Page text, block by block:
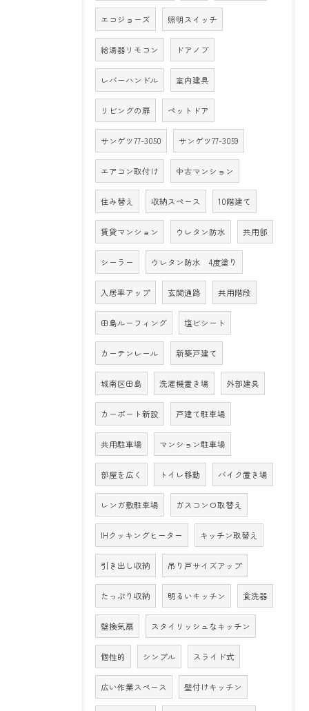
エコジョーズ 照明スイッチ
給湯器リモコン ドアノブ
レバーハンドル 室内建具
リビングの扉 ペットドア
サンゲツ77-3050 サンゲツ77-3059
エアコン取付け 中古マンション
住み替え 収納スペース 10階建て
賃貸マンション ウレタン防水 共用部
シーラー ウレタン防水 4度塗り
入居率アップ 玄関通路 共用階段
田島ルーフィング 塩ビシート
カーテンレール 新築戸建て
城南区田島 洗濯機置き場 外部建具
カーポート新設 戸建て駐車場
共用駐車場 マンション駐車場
部屋を広く トイレ移動 バイク置き場
レンガ敷駐車場 ガスコンロ取替え
IHクッキングヒーター キッチン取替え
引き出し収納 吊り戸サイズアップ
たっぷり収納 明るいキッチン 食洗器
壁換気扇 スタイリッシュなキッチン
個性的 シンプル スライド式
広い作業スペース 壁付けキッチン